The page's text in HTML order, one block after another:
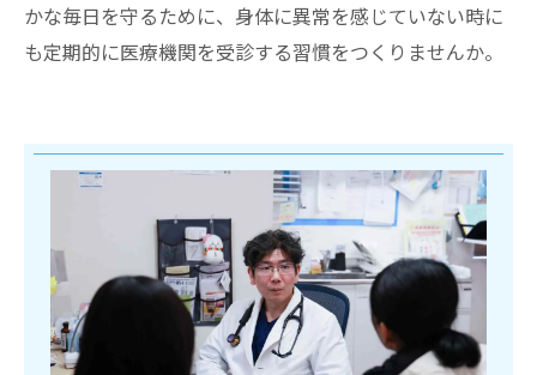
かな毎日を守るために、身体に異常を感じていない時に
も定期的に医療機関を受診する習慣をつくりませんか。